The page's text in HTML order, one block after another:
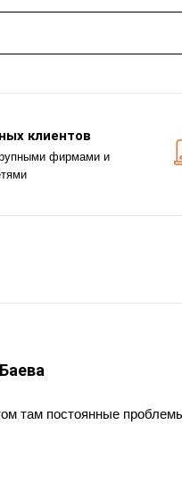
клиентов
фирмами и
там постоянные